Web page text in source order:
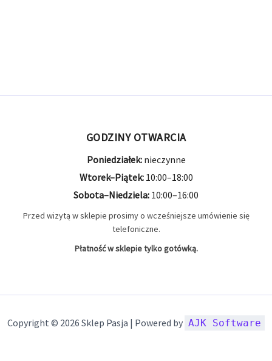
GODZINY OTWARCIA
Poniedziałek:nieczynne
Wtorek–Piątek:10:00–18:00
Sobota–Niedziela: 10:00–16:00
Przed wizytą w sklepie prosimy o wcześniejsze umówienie się
telefoniczne.
Płatność w sklepie tylko gotówką.
Copyright © 2026 Sklep Pasja | Powered by AJK Software